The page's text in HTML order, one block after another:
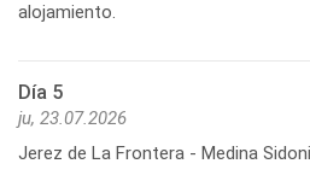
alojamiento.
Día 5
ju, 23.07.2026
Jerez de La Frontera - Medina